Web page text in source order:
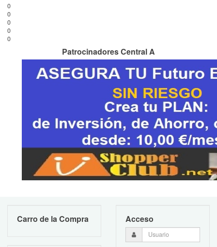
0
0
0
0
0
Patrocinadores Central A
Carro de la Compra Acceso